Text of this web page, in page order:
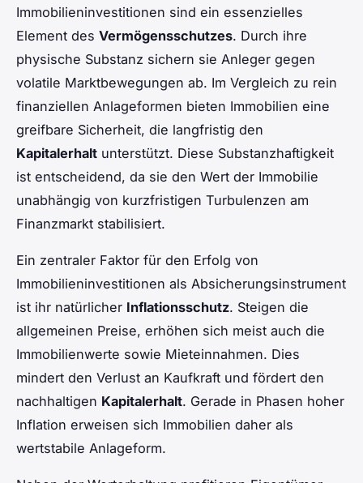
Immobilieninvestitionen sind ein essenzielles
Element des Vermögensschutzes. Durch ihre
physische Substanz sichern sie Anleger gegen
volatile Marktbewegungen ab. Im Vergleich zu rein
finanziellen Anlageformen bieten Immobilien eine
greifbare Sicherheit, die langfristig den
Kapitalerhalt unterstützt. Diese Substanzhaftigkeit
ist entscheidend, da sie den Wert der Immobilie
unabhängig von kurzfristigen Turbulenzen am
Finanzmarkt stabilisiert.
Ein zentraler Faktor für den Erfolg von
Immobilieninvestitionen als Absicherungsinstrument
ist ihr natürlicher Inflationsschutz. Steigen die
allgemeinen Preise, erhöhen sich meist auch die
Immobilienwerte sowie Mieteinnahmen. Dies
mindert den Verlust an Kaufkraft und fördert den
nachhaltigen Kapitalerhalt. Gerade in Phasen hoher
Inflation erweisen sich Immobilien daher als
wertstabile Anlageform.